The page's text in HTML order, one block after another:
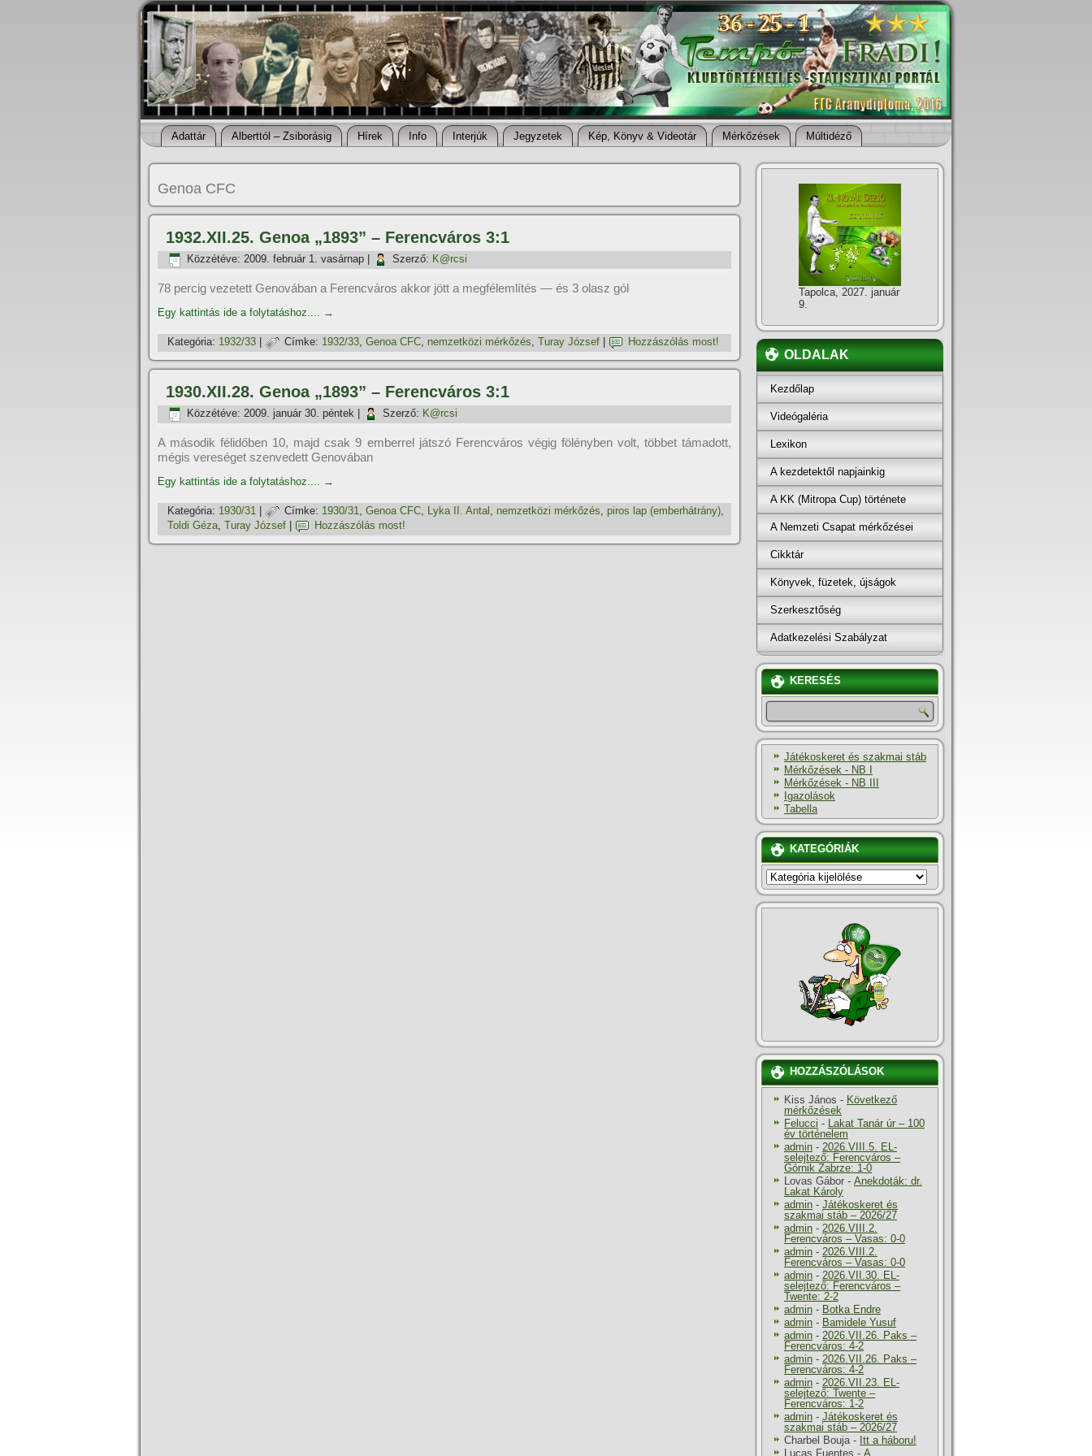
Adattár Alberttól – Zsiborásig Hí­rek Info Interjúk Jegyzetek Kép, Könyv & Videotár Mérkőzések Múltidéző
Genoa CFC
1932.XII.25. Genoa „1893” – Ferencváros 3:1
Közzétéve: 2009. február 1. vasárnap Szerző: K@rcsi
78 percig vezetett Genovában a Ferencváros akkor jött a megfélemlítés — és 3 olasz gól
Egy kattintás ide a folytatáshoz.... →
Kategória: 1932/33 Címke: 1932/33, Genoa CFC, nemzetközi mérkőzés, Turay József Hozzászólás most!
1930.XII.28. Genoa „1893” – Ferencváros 3:1
Közzétéve: 2009. január 30. péntek Szerző: K@rcsi
A második félidőben 10, majd csak 9 emberrel játszó Ferencváros végig fölényben volt, többet támadott,
mégis vereséget szenvedett Genovában
Egy kattintás ide a folytatáshoz.... →
Kategória: 1930/31 Címke: 1930/31, Genoa CFC, Lyka II. Antal , nemzetközi mérkőzés, piros lap (emberhátrány),
Toldi Géza, Turay József Hozzászólás most!
Tapolca, 2027. január
9.
OLDALAK
Kezdőlap
Videógaléria
Lexikon
A kezdetektől napjainkig
A KK (Mitropa Cup) története
A Nemzeti Csapat mérkőzései
Cikktár
Könyvek, füzetek, újságok
Szerkesztőség
Adatkezelési Szabályzat
KERESÉS
Játékoskeret és szakmai stáb
Mérkőzések - NB I
Mérkőzések - NB III
Igazolások
Tabella
KATEGÓRIÁK
KATEGÓRIÁK
HOZZÁSZÓLÁSOK
Kiss János - Következő
mérkőzések
Felucci - Lakat Tanár úr – 100
év történelem
admin - 2026.VIII.5. EL-
selejtező: Ferencváros –
Górnik Zabrze: 1-0
Lovas Gábor - Anekdoták: dr.
Lakat Károly
admin - Játékoskeret és
szakmai stáb – 2026/27
admin - 2026.VIII.2.
Ferencváros – Vasas: 0-0
admin - 2026.VIII.2.
Ferencváros – Vasas: 0-0
admin - 2026.VII.30. EL-
selejtező: Ferencváros –
Twente: 2-2
admin - Botka Endre
admin - Bamidele Yusuf
admin - 2026.VII.26. Paks –
Ferencváros: 4-2
admin - 2026.VII.26. Paks –
Ferencváros: 4-2
admin - 2026.VII.23. EL-
selejtező: Twente –
Ferencváros: 1-2
admin - Játékoskeret és
szakmai stáb – 2026/27
Charbel Bouja- Itt a háboru!
Lucas Fuentes - A